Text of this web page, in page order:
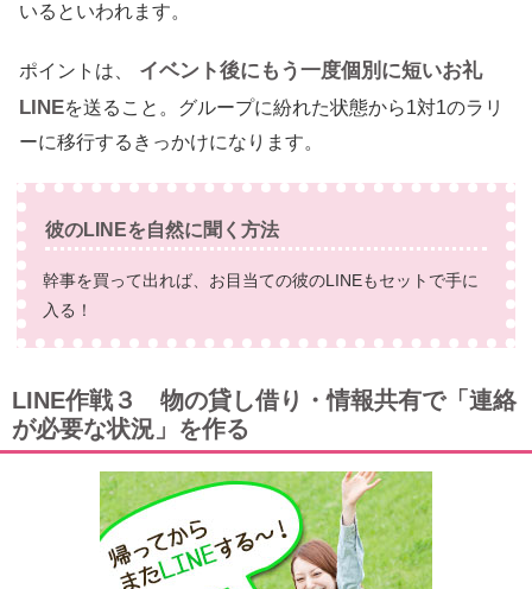
いるといわれます。
ポイントは、
イベント後にもう一度個別に短いお礼
LINEを送ること。グループに紛れた状態から1対1のラリ
ーに移行するきっかけになります。
彼のLINEを自然に聞く方法
幹事を買って出れば、お目当ての彼のLINEもセットで手に
入る！
LINE作戦３ 物の貸し借り・情報共有で「連絡
が必要な状況」を作る